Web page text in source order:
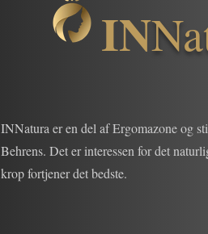
IN
INNatura er en del af Ergomazone og
Behrens. Det er interessen for det
krop fortjener det bedste.